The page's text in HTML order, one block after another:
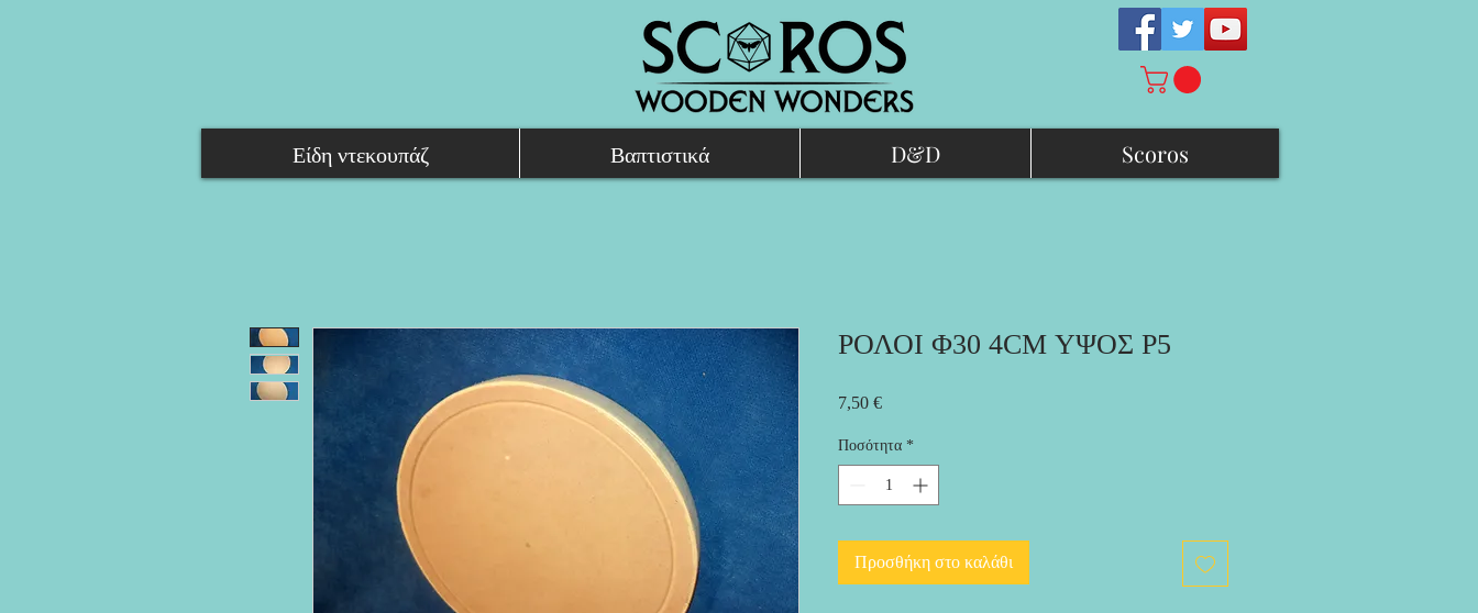
ΡΟΛΟΙ Φ30 4CM ΥΨΟΣ Ρ5
7,50 €Τιμή
Ποσότητα *
Προσθήκη στο καλάθι
Είδη ντεκουπάζ Βαπτιστικά D&D Scoros